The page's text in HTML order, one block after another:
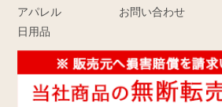
アパレル
日用品
お問い合わせ